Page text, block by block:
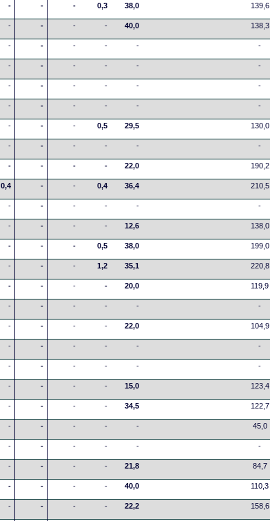
- - - 0,3 38,0 139,6
- - - - 40,0 138,3
- - - - - -
- - - - - -
- - - - - -
- - - - - -
- - - 0,5 29,5 130,0
- - - - - -
- - - - 22,0 190,2
0,4 - - 0,4 36,4 210,5
- - - - - -
- - - - 12,6 138,0
- - - 0,5 38,0 199,0
- - - 1,2 35,1 220,8
- - - - 20,0 119,9
- - - - - -
- - - - 22,0 104,9
- - - - - -
- - - - - -
- - - - 15,0 123,4
- - - - 34,5 122,7
- - - - - 45,0
- - - - - -
- - - - 21,8 84,7
- - - - 40,0 110,3
- - - - 22,2 158,6